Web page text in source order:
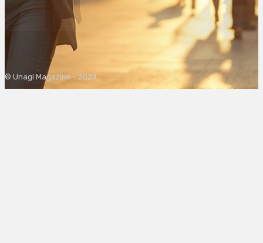
© Unagi Magazine - 2024